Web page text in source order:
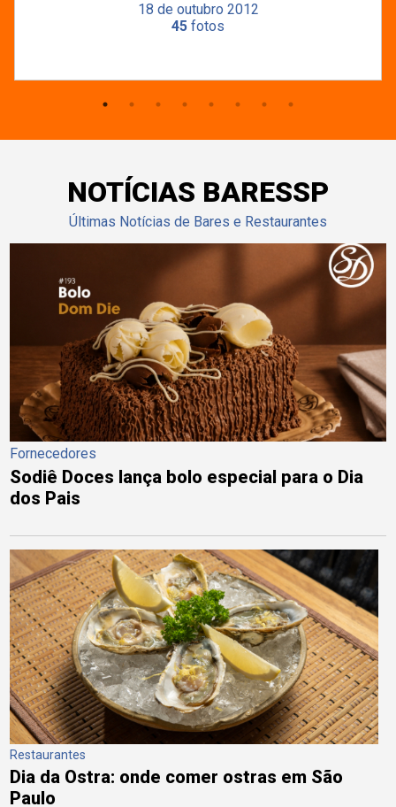
18 de outubro 2012
45 fotos
NOTÍCIAS BARESSP
Últimas Notícias de Bares e Restaurantes
Fornecedores
Sodiê Doces lança bolo especial para o Dia
dos Pais
Restaurantes
Dia da Ostra: onde comer ostras em São
Paulo